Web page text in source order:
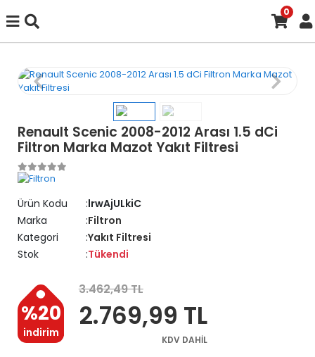
0
Renault Scenic 2008-2012 Arası 1.5 dCi
Filtron Marka Mazot Yakıt Filtresi
Ürün Kodu
lrwAjULkiC
Marka
Filtron
Kategori
Yakıt Filtresi
Stok
Tükendi
%20
indirim
3.462,49 TL
2.769,99 TL
KDV DAHİL